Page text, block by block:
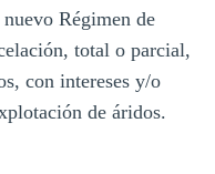
Régimen de
total o parcial,
con intereses y/o
de áridos.